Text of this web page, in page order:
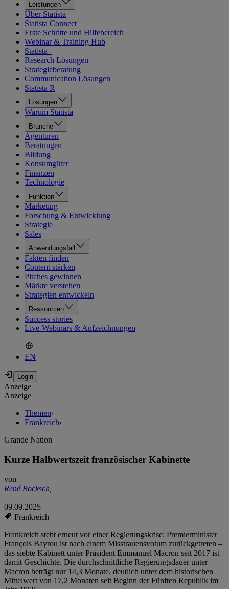
Leistungen
Über Statista
Statista Connect
Erste Schritte und Hilfebereich
Webinar & Training Hub
Statista+
Research Lösungen
Strategieberatung
Communication Lösungen
Statista R
Lösungen
Warum Statista
Branche
Agenturen
Beratungen
Bildung
Konsumgüter
Finanzen
Technologie
Funktion
Marketing
Forschung & Entwicklung
Strategie
Sales
Anwendungsfall
Fakten finden
Content stärken
Pitches gewinnen
Märkte verstehen
Strategien entwickeln
Ressourcen
Success stories
Live-Webinars & Aufzeichnungen
EN
Anzeige
Anzeige
Themen›
Frankreich›
Grande Nation
Kurze Halbwertszeit französischer Kabinette
von
René Bocksch,
09.09.2025
Frankreich
Frankreich steht erneut vor einer Regierungskrise: Premierminister
François Bayrou ist nach einem Misstrauensvotum zurückgetreten –
das siebte Kabinett unter Präsident Emmanuel Macron seit 2017 ist
damit Geschichte. Die durchschnittliche Regierungsdauer unter
Macron beträgt nur 14,3 Monate, deutlich unter dem historischen
Mittelwert von 17,2 Monaten seit Beginn der Fünften Republik im